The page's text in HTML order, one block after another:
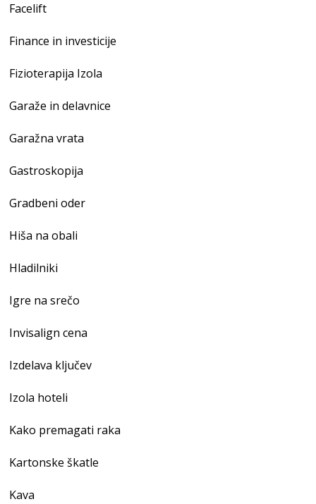
Facelift
Finance in investicije
Fizioterapija Izola
Garaže in delavnice
Garažna vrata
Gastroskopija
Gradbeni oder
Hiša na obali
Hladilniki
Igre na srečo
Invisalign cena
Izdelava ključev
Izola hoteli
Kako premagati raka
Kartonske škatle
Kava